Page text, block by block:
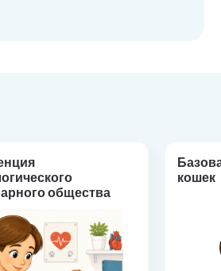
общества
от основ к
кошек